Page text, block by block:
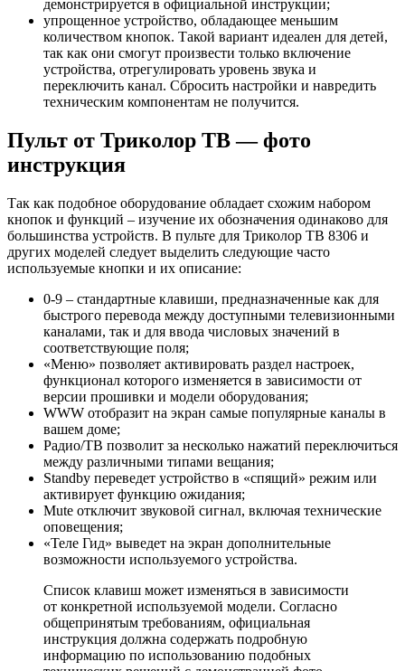
демонстрируется в официальной инструкции;
упрощенное устройство, обладающее меньшим
количеством кнопок. Такой вариант идеален для детей,
так как они смогут произвести только включение
устройства, отрегулировать уровень звука и
переключить канал. Сбросить настройки и навредить
техническим компонентам не получится.
Пульт от Триколор ТВ — фото
инструкция
Так как подобное оборудование обладает схожим набором
кнопок и функций – изучение их обозначения одинаково для
большинства устройств. В пульте для Триколор ТВ 8306 и
других моделей следует выделить следующие часто
используемые кнопки и их описание:
0-9 – стандартные клавиши, предназначенные как для
быстрого перевода между доступными телевизионными
каналами, так и для ввода числовых значений в
соответствующие поля;
«Меню» позволяет активировать раздел настроек,
функционал которого изменяется в зависимости от
версии прошивки и модели оборудования;
WWW отобразит на экран самые популярные каналы в
вашем доме;
Радио/ТВ позволит за несколько нажатий переключиться
между различными типами вещания;
Standby переведет устройство в «спящий» режим или
активирует функцию ожидания;
Mute отключит звуковой сигнал, включая технические
оповещения;
«Теле Гид» выведет на экран дополнительные
возможности используемого устройства.
Список клавиш может изменяться в зависимости
от конкретной используемой модели. Согласно
общепринятым требованиям, официальная
инструкция должна содержать подробную
информацию по использованию подобных